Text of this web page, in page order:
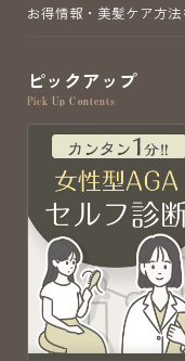
お得情報・美髪ケア方
ピックアップ
Pick Up Contents